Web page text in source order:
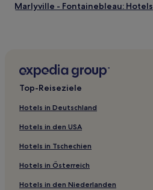
Marlyville - Fontainebleau: Hotels
Medical Center
Hotels nahe Cabildo
Hotels nahe Bourbon Street
Südliches 7. Bezirk: Hotels
Desire Area: Hotels
Hotels nahe Mardi Gras
Top-Reiseziele
Hotels in Deutschland
Hotels in den USA
Hotels in Tschechien
Hotels in Österreich
Hotels in den Niederlanden